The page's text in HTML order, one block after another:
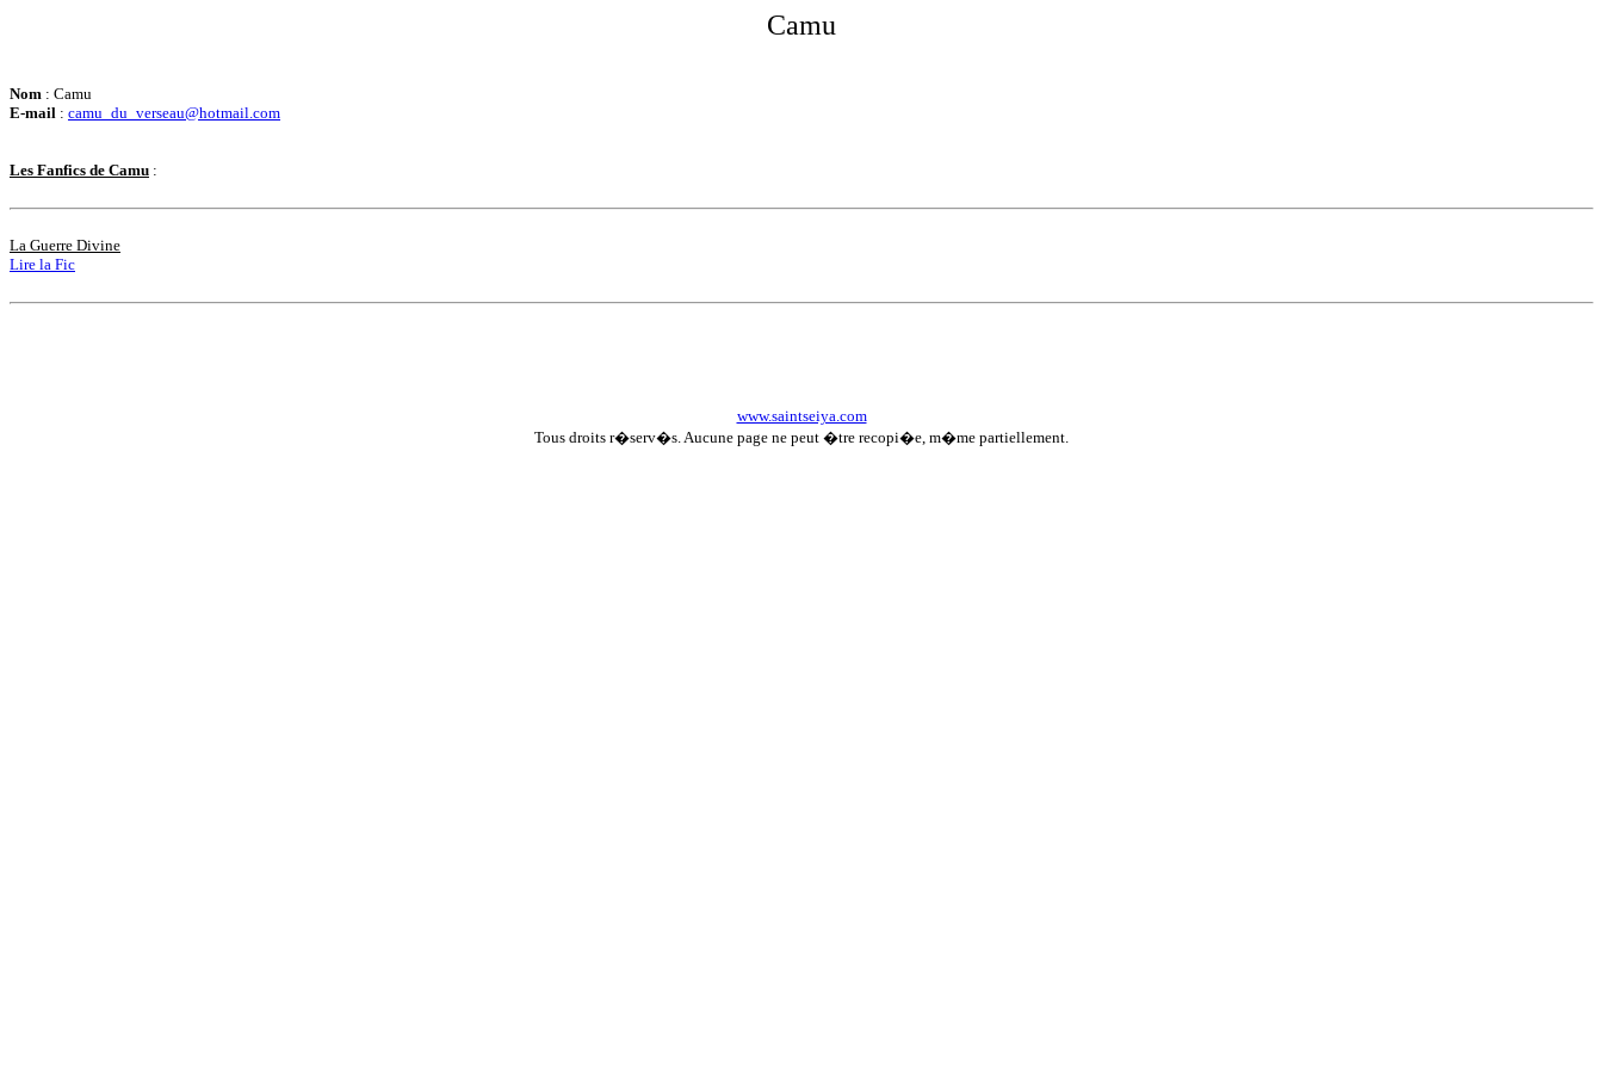
Camu
Nom : Camu
E-mail : camu_du_verseau@hotmail.com
Les Fanfics de Camu :
La Guerre Divine
Lire la Fic
www.saintseiya.com
Tous droits r�serv�s. Aucune page ne peut �tre recopi�e, m�me partiellement.